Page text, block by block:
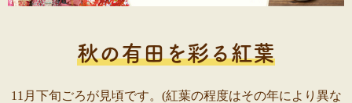
秋の有田を彩る紅葉
11月下旬ごろが見頃です。(紅葉の程度はその年により異な